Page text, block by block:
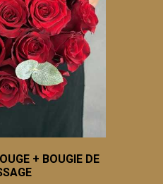
+ BOUGIE DE